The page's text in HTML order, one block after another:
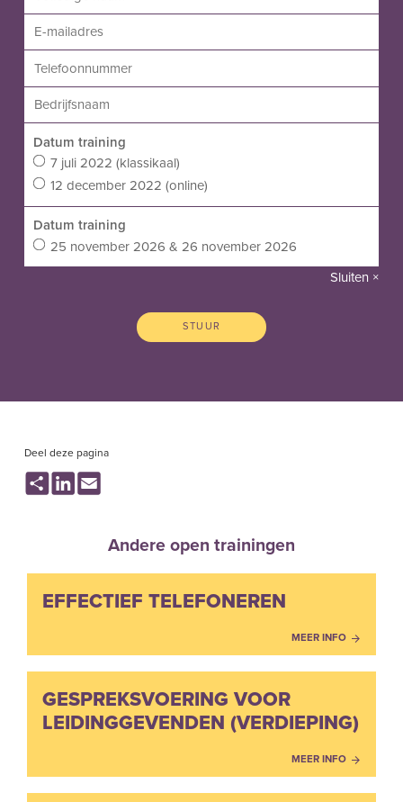
Datum training
7 juli 2022 (klassikaal)
12 december 2022 (online)
Datum training
25 november 2026 & 26 november 2026
Sluiten ×
STUUR
Deel deze pagina
ShareLinkedInEmail
Andere open trainingen
EFFECTIEF TELEFONEREN
MEER INFO
GESPREKSVOERING VOOR
LEIDINGGEVENDEN (VERDIEPING)
MEER INFO